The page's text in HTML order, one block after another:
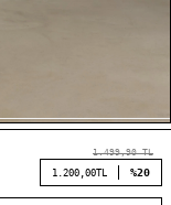
1.499,90TL
1.200,00TL %20